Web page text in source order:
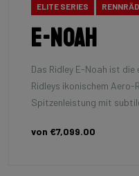
ELITE SERIES
E-Noah
Das Ridley E-Noah ist
Ridleys ikonischem
Spitzenleistung mit
von €7,099.00